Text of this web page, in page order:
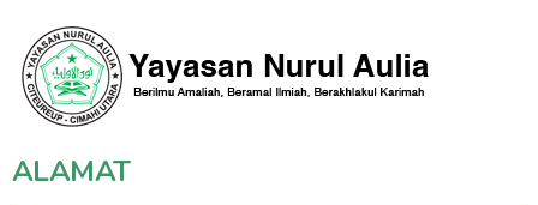
ALAMAT